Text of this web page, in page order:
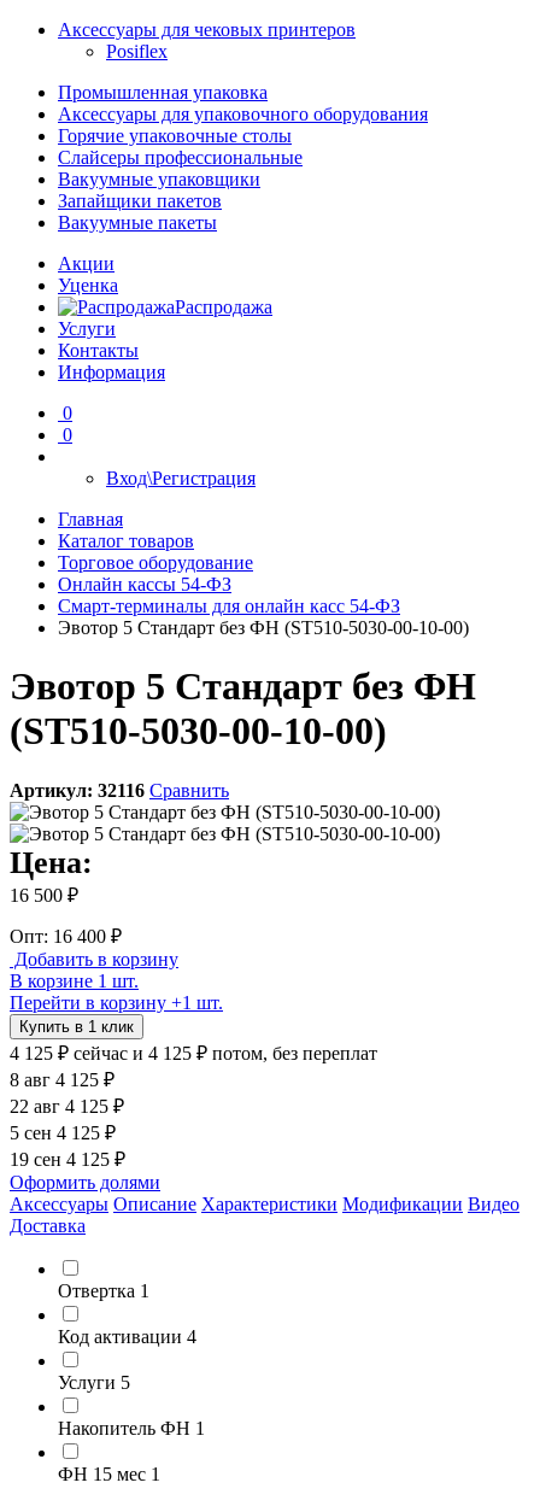
Аксессуары для чековых принтеров
Posiflex
Промышленная упаковка
Аксессуары для упаковочного оборудования
Горячие упаковочные столы
Слайсеры профессиональные
Вакуумные упаковщики
Запайщики пакетов
Вакуумные пакеты
Акции
Уценка
Распродажа
Услуги
Контакты
Информация
0
0
Вход\Регистрация
Главная
Каталог товаров
Торговое оборудование
Онлайн кассы 54-ФЗ
Смарт-терминалы для онлайн касс 54-ФЗ
Эвотор 5 Стандарт без ФН (ST510-5030-00-10-00)
Эвотор 5 Стандарт без ФН
(ST510-5030-00-10-00)
Артикул: 32116 Сравнить
Цена:
16 500 ₽
Опт: 16 400 ₽
Добавить в корзину
В корзине 1 шт.
Перейти в корзину +1 шт.
Купить в 1 клик
4 125 ₽ сейчас и 4 125 ₽ потом, без переплат
8 авг 4 125 ₽
22 авг 4 125 ₽
5 сен 4 125 ₽
19 сен 4 125 ₽
Оформить долями
Аксессуары Описание Характеристики Модификации Видео
Доставка
Отвертка 1
Код активации 4
Услуги 5
Накопитель ФН 1
ФН 15 мес 1